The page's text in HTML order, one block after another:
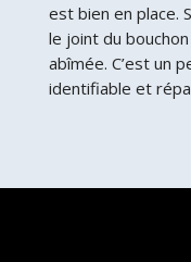
est bien en place.
le joint du
abîmée. C’est un
identifiable et